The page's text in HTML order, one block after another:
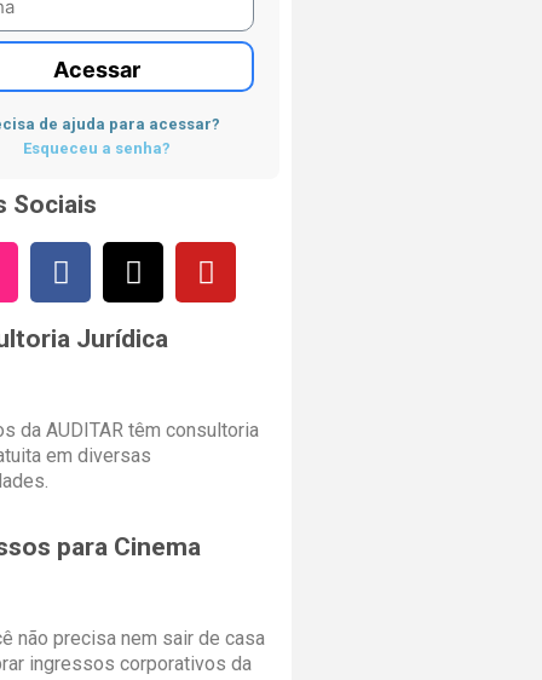
Acessar
de ajuda para acessar?
Esqueceu a senha?
Sociais
Jurídica
da AUDITAR têm consultoria
em diversas
para Cinema
não precisa nem sair de casa
ingressos corporativos da